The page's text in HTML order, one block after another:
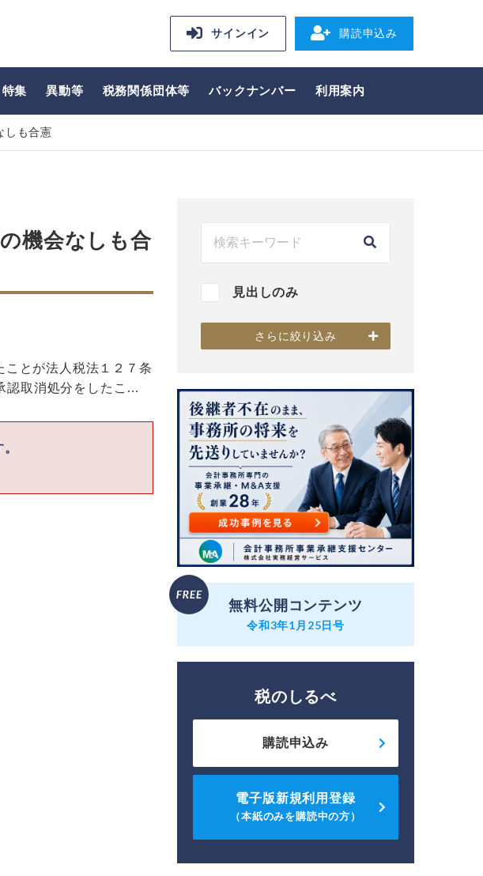
サインイン 購読申込み
特集 異動等 税務関係団体等 バックナンバー 利用案内
しも合憲
機会なしも合
ことが法人税法１２７条
認取消処分をしたこ…
見出しのみ
さらに絞り込み
無料公開コンテンツ
令和3年1月25日号
税のしるべ
購読申込み
電子版新規利用登録
（本紙のみを購読中の方）